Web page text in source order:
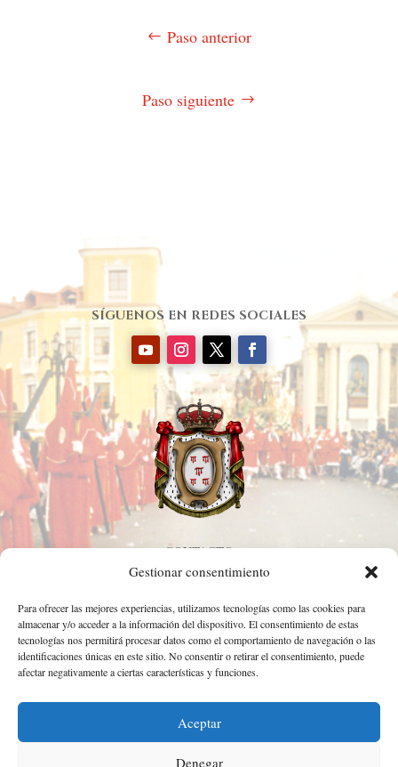
Gestionar consentimiento
Para ofrecer las mejores experiencias, utilizamos tecnologías como las cookies para
almacenar y/o acceder a la información del dispositivo. El consentimiento de estas
tecnologías nos permitirá procesar datos como el comportamiento de navegación o las
identificaciones únicas en este sitio. No consentir o retirar el consentimiento, puede
afectar negativamente a ciertas características y funciones.
Aceptar
Denegar
Paso anterior
Paso siguiente
SÍGUENOS EN REDES SOCIALES
CONTACTO
968 344 361
Calle Sacerdotes Hermanos Cerón, S/N. 30002. Murcia.
cofradia@coloraos.com
Aviso legal
Política de privacidad